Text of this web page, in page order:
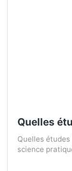
Quelles
Quelles
science